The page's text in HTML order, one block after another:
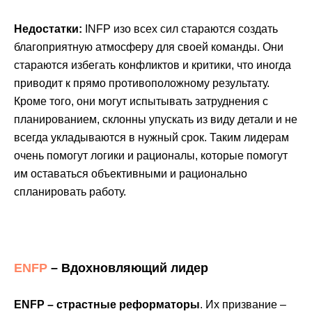
Недостатки: INFP изо всех сил стараются создать
благоприятную атмосферу для своей команды. Они
стараются избегать конфликтов и критики, что иногда
приводит к прямо противоположному результату.
Кроме того, они могут испытывать затруднения с
планированием, склонны упускать из виду детали и не
всегда укладываются в нужный срок. Таким лидерам
очень помогут логики и рационалы, которые помогут
им оставаться объективными и рационально
спланировать работу.
ENFP – Вдохновляющий лидер
ENFP – страстные реформаторы. Их призвание –